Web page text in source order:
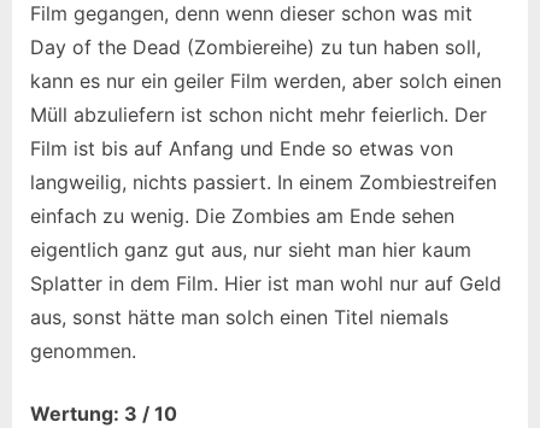
Film gegangen, denn wenn dieser schon was mit
Day of the Dead (Zombiereihe) zu tun haben soll,
kann es nur ein geiler Film werden, aber solch einen
Müll abzuliefern ist schon nicht mehr feierlich. Der
Film ist bis auf Anfang und Ende so etwas von
langweilig, nichts passiert. In einem Zombiestreifen
einfach zu wenig. Die Zombies am Ende sehen
eigentlich ganz gut aus, nur sieht man hier kaum
Splatter in dem Film. Hier ist man wohl nur auf Geld
aus, sonst hätte man solch einen Titel niemals
genommen.
Wertung: 3 / 10